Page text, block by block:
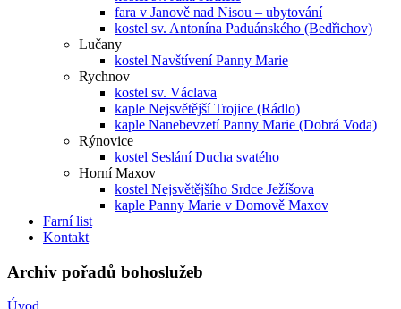
fara v Janově nad Nisou – ubytování
kostel sv. Antonína Paduánského (Bedřichov)
Lučany
kostel Navštívení Panny Marie
Rychnov
kostel sv. Václava
kaple Nejsvětější Trojice (Rádlo)
kaple Nanebevzetí Panny Marie (Dobrá Voda)
Rýnovice
kostel Seslání Ducha svatého
Horní Maxov
kostel Nejsvětějšího Srdce Ježíšova
kaple Panny Marie v Domově Maxov
Farní list
Kontakt
Archiv pořadů bohoslužeb